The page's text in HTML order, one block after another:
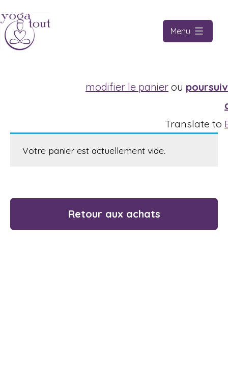
to
content
Menu
modifier le panier ou
Translate to
Votre panier est actuellement vide.
Retour aux achats